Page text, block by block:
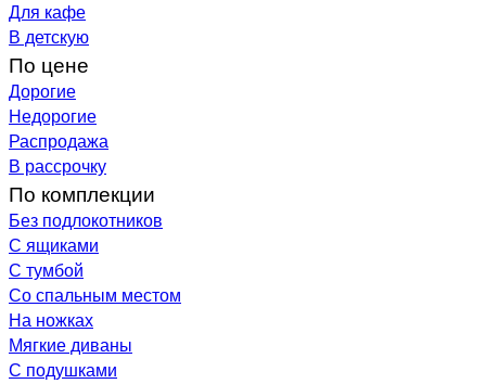
Для кафе
В детскую
По цене
Дорогие
Недорогие
Распродажа
В рассрочку
По комплекции
Без подлокотников
С ящиками
С тумбой
Со спальным местом
На ножках
Мягкие диваны
С подушками